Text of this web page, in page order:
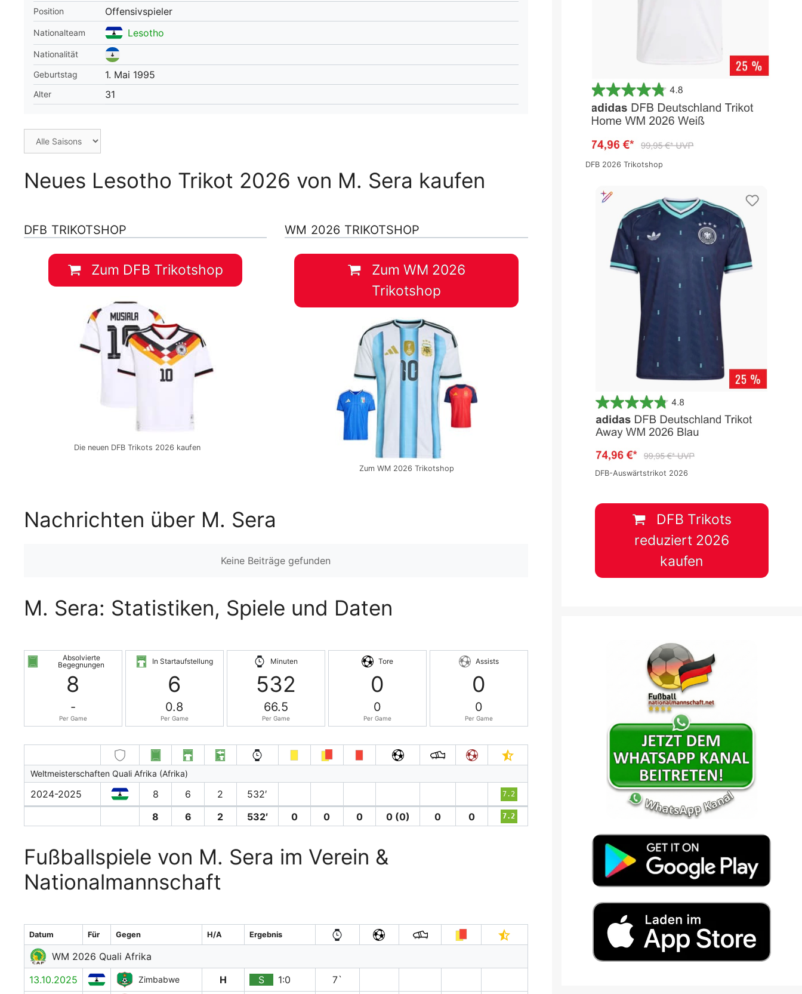
Position Offensivspieler
Nationalteam Lesotho
Nationalität
Geburtstag
1. Mai 1995
Alter 31
Neues Lesotho Trikot 2026 von M. Sera kaufen
DFB TRIKOTSHOP
Zum DFB Trikotshop
Die neuen DFB Trikots 2026 kaufen
WM 2026 TRIKOTSHOP
Zum WM 2026
Trikotshop
Zum WM 2026 Trikotshop
Nachrichten über M. Sera
Keine Beiträge gefunden
M. Sera: Statistiken, Spiele und Daten
Absolvierte
Begegnungen
8
-
Per Game
In Startaufstellung
6
0.8
Per Game
Minuten
532
66.5
Per Game
Tore
0
0
Per Game
Assists
0
0
Per Game
Weltmeisterschaften Quali Afrika (Afrika)
2024-2025 8 6 2 532′ 7.2
8 6 2 532′ 0 0 0 0 (0) 0 0 7.2
Fußballspiele von M. Sera im Verein &
Nationalmannschaft
Datum Für Gegen H/A Ergebnis
WM 2026 Quali Afrika
13.10.2025
Zimbabwe H S 1:0
7`
DFB 2026 Trikotshop
DFB-Auswärtstrikot 2026
DFB Trikots
reduziert 2026
kaufen